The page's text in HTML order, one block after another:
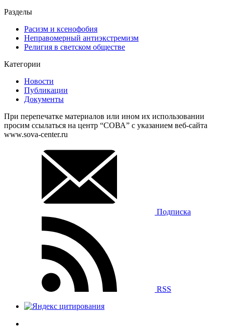
Разделы
Расизм и ксенофобия
Неправомерный антиэкстремизм
Религия в светском обществе
Категории
Новости
Публикации
Документы
При перепечатке материалов или ином их использовании
просим ссылаться на центр “СОВА” с указанием веб-сайта
www.sova-center.ru
Подписка
RSS